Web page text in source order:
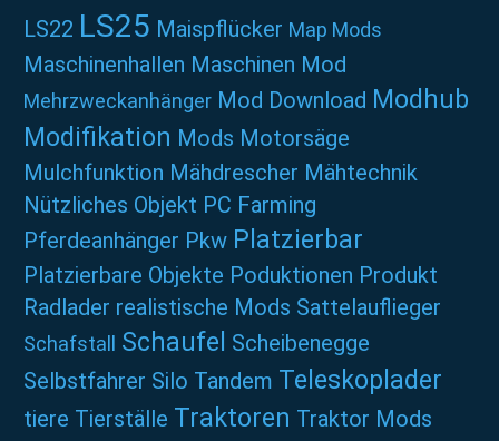
LS22 LS25 Maispflücker Map Mods
Maschinenhallen Maschinen Mod
Mehrzweckanhänger Mod Download Modhub
Modifikation Mods Motorsäge
Mulchfunktion Mähdrescher Mähtechnik
Nützliches Objekt PC Farming
Pferdeanhänger Pkw Platzierbar
Platzierbare Objekte Poduktionen Produkt
Radlader realistische Mods Sattelauflieger
Schafstall Schaufel Scheibenegge
Selbstfahrer Silo Tandem Teleskoplader
tiere Tierställe Traktoren Traktor Mods